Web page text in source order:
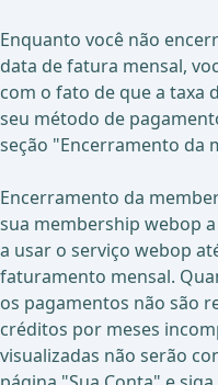
Enquanto você não
data de fatura mensal,
com o fato de que a taxa
seu método de
seção "Encerramento da
Encerramento da
sua membership webop
a usar o serviço webop
faturamento mensal.
os pagamentos não são
créditos por meses
visualizadas não serão